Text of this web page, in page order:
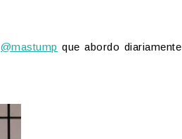
@mastump que abordo diariamente